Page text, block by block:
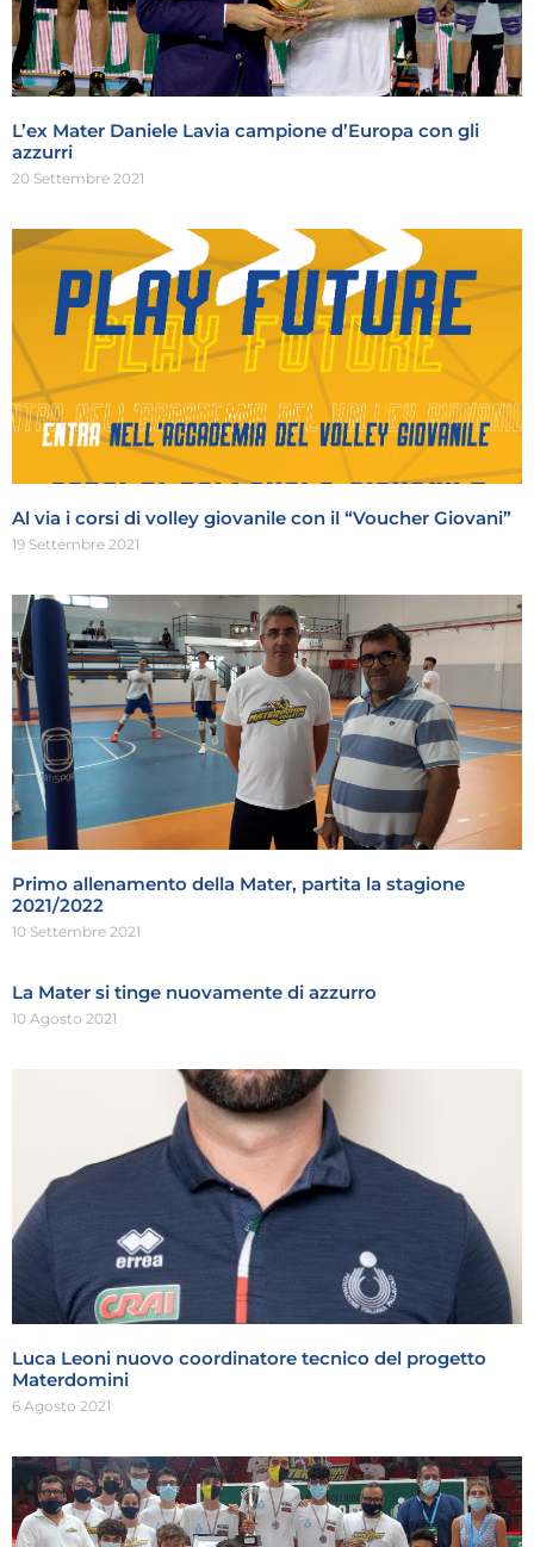
L’ex Mater Daniele Lavia campione d’Europa con gli
azzurri
20 Settembre 2021
Al via i corsi di volley giovanile con il “Voucher Giovani”
19 Settembre 2021
Primo allenamento della Mater, partita la stagione
2021/2022
10 Settembre 2021
La Mater si tinge nuovamente di azzurro
10 Agosto 2021
Luca Leoni nuovo coordinatore tecnico del progetto
Materdomini
6 Agosto 2021